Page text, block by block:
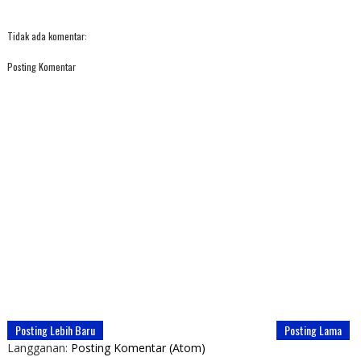
Tidak ada komentar:
Posting Komentar
Posting Lebih Baru Posting Lama
Langganan: Posting Komentar (Atom)